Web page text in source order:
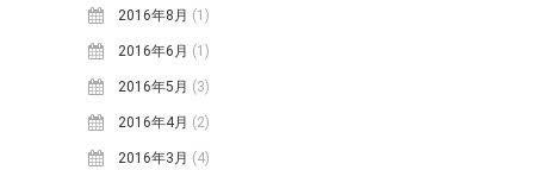
2016年8月 (1)
2016年6月 (1)
2016年5月 (3)
2016年4月 (2)
2016年3月 (4)